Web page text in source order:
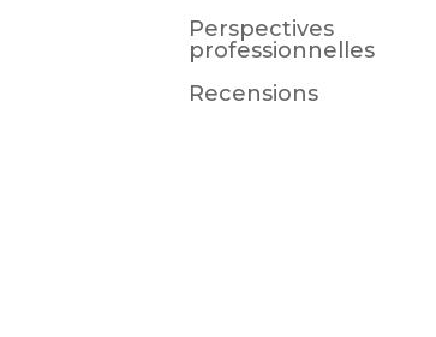
Perspectives
professionnelles
Recensions